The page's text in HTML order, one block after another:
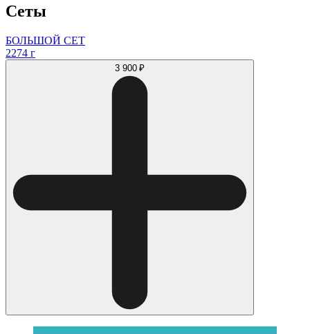
Сеты
БОЛЬШОЙ СЕТ
2274 г
3 900 ₽